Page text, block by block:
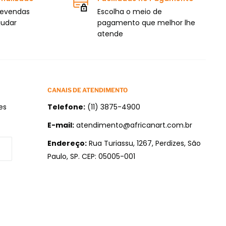
Escolha o meio de
pagamento que melhor lhe
atende
CANAIS DE ATENDIMENTO
Telefone: (11) 3875-4900
E-mail: atendimento@africanart.com.br
Endereço: Rua Turiassu, 1267, Perdizes, São
Paulo, SP. CEP: 05005-001